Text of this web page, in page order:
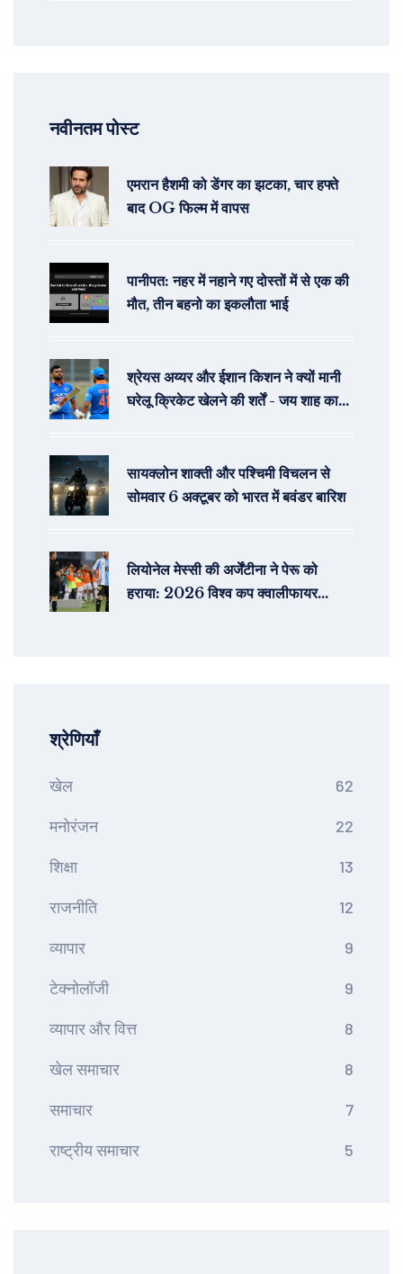
नवीनतम पोस्ट
एमरान हैशमी को डेंगर का झटका, चार हफ्ते
बाद OG फिल्म में वापस
पानीपत: नहर में नहाने गए दोस्तों में से एक की
मौत, तीन बहनो का इकलौता भाई
श्रेयस अय्यर और ईशान किशन ने क्यों मानी
घरेलू क्रिकेट खेलने की शर्तें - जय शाह का
सायक्लोन शाक्ती और पश्चिमी विचलन से
सोमवार 6 अक्टूबर को भारत में बवंडर बारिश
लियोनेल मेस्सी की अर्जेंटीना ने पेरू को
हराया: 2026 विश्व कप क्वालीफायर
श्रेणियाँ
खेल 62
मनोरंजन 22
शिक्षा 13
राजनीति 12
व्यापार 9
टेक्नोलॉजी 9
व्यापार और वित्त 8
खेल समाचार 8
समाचार 7
राष्ट्रीय समाचार 5